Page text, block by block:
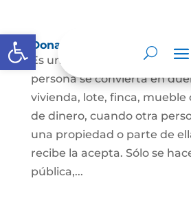
Abrir barra de herramientas
Donación
Es uno de los contratos
persona se convierta en
vivienda, lote, finca, mueble
de dinero, cuando otra
una propiedad o parte de
recibe la acepta. Sólo se
pública,...